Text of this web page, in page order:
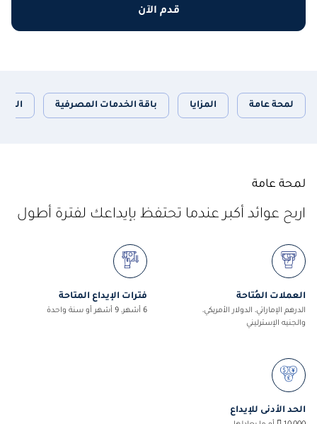
قدم الآن
لمحة عامة المزايا باقة الخدمات المصرفية
لمحة عامة
اربح عوائد أكبر عندما تحتفظ بإيداعك لفترة أطول
العملات المُتاحة
الدرهم الإماراتي، الدولار الأمريكي،
والجنيه الإسترليني
فترات الإيداع المتاحة
6 أشهر، 9 أشهر أو سنة واحدة
الحد الأدنى للإيداع